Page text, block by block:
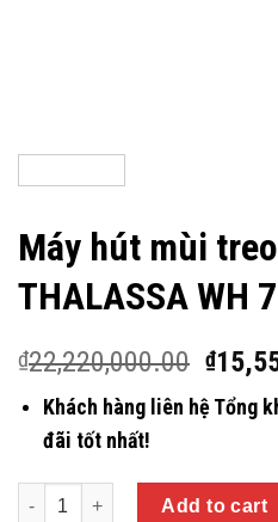
Máy hút mùi
THALASSA WH
₫22,220,000.00 ₫
Khách hàng liên hệ Tổng
đãi tốt nhất!
Quantity
Add to cart